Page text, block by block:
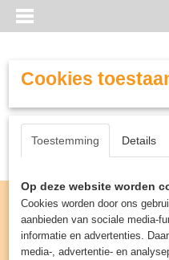
Cookies
Toestemming Details
Op deze website worden
Cookies worden door ons
aanbieden van sociale media-
informatie en advertenties.
media-, advertentie- en